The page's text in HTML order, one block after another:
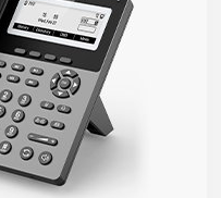
● 2条SIP线路
带背光黑白液晶屏
千兆网口，集成PoE
录音（手动/自动）
耳麦、RJ9线控耳麦
● 六方会议&网络会议
G.722等语音编解...